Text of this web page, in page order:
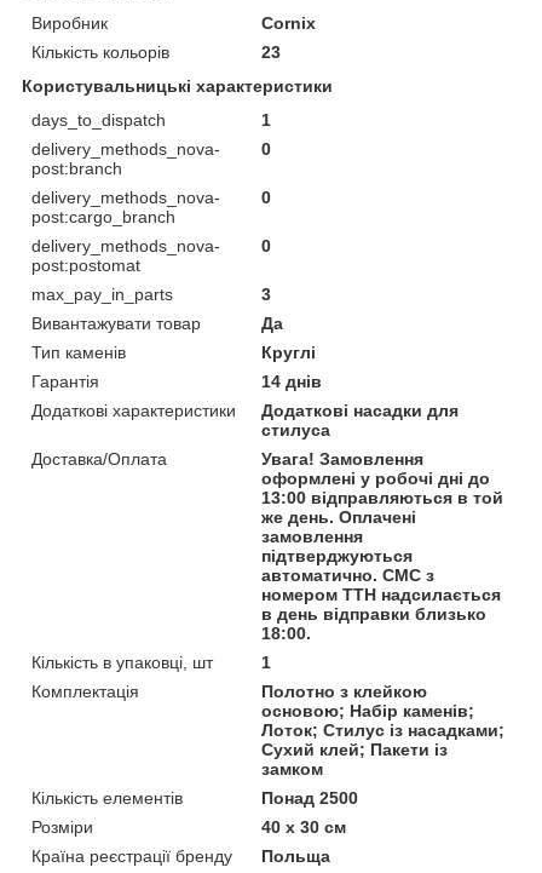
Виробник
Cornix
Кількість кольорів
23
Користувальницькі характеристики
days_to_dispatch
1
delivery_methods_nova-
post:branch
0
delivery_methods_nova-
post:cargo_branch
0
delivery_methods_nova-
post:postomat
0
max_pay_in_parts
3
Вивантажувати товар
Да
Тип каменів
Круглі
Гарантія
14 днів
Додаткові характеристики
Додаткові насадки для
стилуса
Доставка/Оплата
Увага! Замовлення
оформлені у робочі дні до
13:00 відправляються в той
же день. Оплачені
замовлення
підтверджуються
автоматично. СМС з
номером ТТН надсилається
в день відправки близько
18:00.
Кількість в упаковці, шт
1
Комплектація
Полотно з клейкою
основою; Набір каменів;
Лоток; Стилус із насадками;
Сухий клей; Пакети із
замком
Кількість елементів
Понад 2500
Розміри
40 x 30 см
Країна реєстрації бренду
Польща